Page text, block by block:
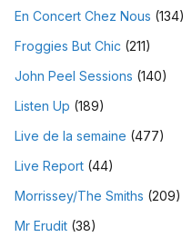
En Concert Chez Nous (134)
Froggies But Chic (211)
John Peel Sessions (140)
Listen Up (189)
Live de la semaine (477)
Live Report (44)
Morrissey/The Smiths (209)
Mr Erudit (38)